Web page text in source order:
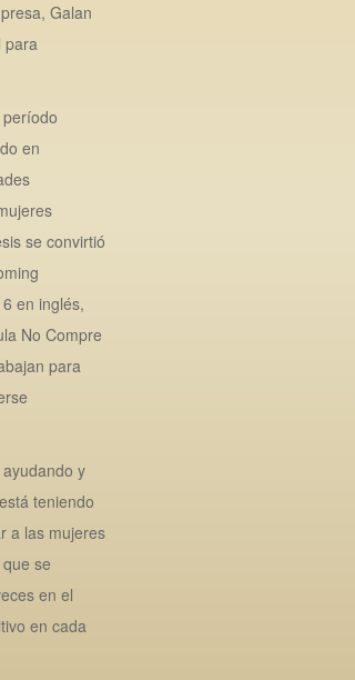
Galan
para
en
se convirtió
en inglés,
No Compre
para
y
teniendo
a las mujeres
se
en el
en cada